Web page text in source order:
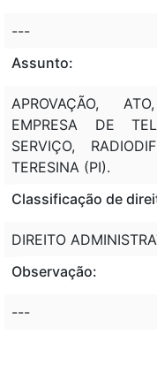
---
Assunto:
APROVAÇÃO,
EMPRESA DE
SERVIÇO,
TERESINA (PI).
Classificação de
DIREITO
Observação:
---